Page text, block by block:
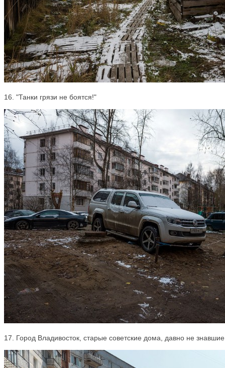
16. "Танки грязи не боятся!"
17. Город Владивосток, старые советские дома, давно не